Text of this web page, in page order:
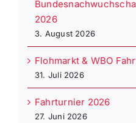
2026
3. August 2026
Flohmarkt & WBO
31. Juli 2026
Fahrturnier 2026
27. Juni 2026